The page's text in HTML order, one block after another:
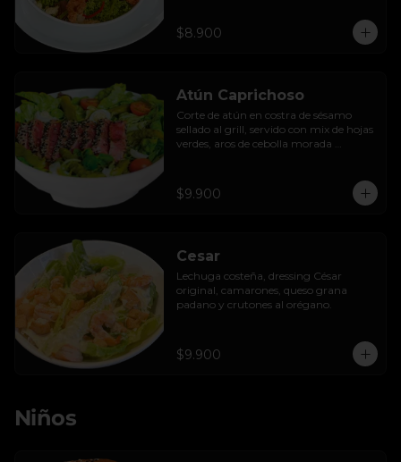
$8.900
Atún Caprichoso
Corte de atún en costra de sésamo
sellado al grill, servido con mix de hojas
verdes, aros de cebolla morada
almendras.
$9.900
Cesar
Lechuga costeña, dressing César
original, camarones, queso grana
padano y crutones al orégano.
$9.900
Niños